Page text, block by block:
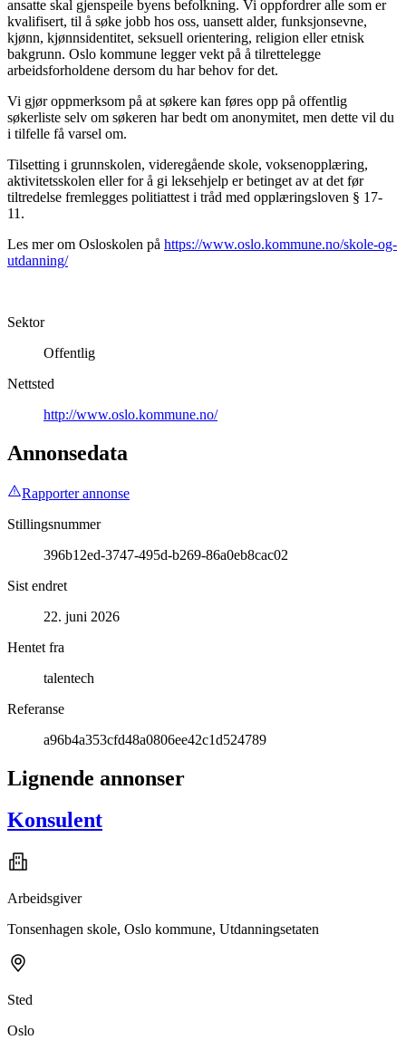
ansatte skal gjenspeile byens befolkning. Vi oppfordrer alle som er
kvalifisert, til å søke jobb hos oss, uansett alder, funksjonsevne,
kjønn, kjønnsidentitet, seksuell orientering, religion eller etnisk
bakgrunn. Oslo kommune legger vekt på å tilrettelegge
arbeidsforholdene dersom du har behov for det.
Vi gjør oppmerksom på at søkere kan føres opp på offentlig
søkerliste selv om søkeren har bedt om anonymitet, men dette vil du
i tilfelle få varsel om.
Tilsetting i grunnskolen, videregående skole, voksenopplæring,
aktivitetsskolen eller for å gi leksehjelp er betinget av at det før
tiltredelse fremlegges politiattest i tråd med opplæringsloven § 17-
11.
Les mer om Osloskolen på https://www.oslo.kommune.no/skole-og-
utdanning/
Sektor
Offentlig
Nettsted
http://www.oslo.kommune.no/
Annonsedata
Rapporter annonse
Stillingsnummer
396b12ed-3747-495d-b269-86a0eb8cac02
Sist endret
22. juni 2026
Hentet fra
talentech
Referanse
a96b4a353cfd48a0806ee42c1d524789
Lignende annonser
Konsulent
Arbeidsgiver
Tonsenhagen skole, Oslo kommune, Utdanningsetaten
Sted
Oslo